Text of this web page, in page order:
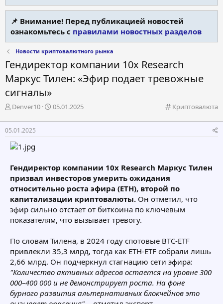
📌 Внимание! Перед публикацией новостей
ознакомьтесь с правилами новостных разделов
Новости криптовалютного рынка
Гендиректор компании 10x Research
Маркус Тилен: «Эфир подает тревожные
сигналы»
К
т
и
Криптовалюта
А
т
о
р
т
м
ы
Denver10
Д
т
а
л
а
05.01.2025
05.01.2025
Гендиректор компании 10x Research Маркус Тилен
призвал инвесторов умерить ожидания
относительно роста эфира (ETH), второй по
капитализации криптовалюты. Он отметил, что
эфир сильно отстает от биткоина по ключевым
показателям, что вызывает тревогу.
По словам Тилена, в 2024 году спотовые BTC-ETF
привлекли 35,3 млрд, тогда как ETH-ETF собрали лишь
2,66 млрд. Он подчеркнул стагнацию сети эфира:
"Количество активных адресов остается на уровне 300
000–400 000 и не демонстрирует роста. На фоне
бурного развития альтернативных блокчейнов это